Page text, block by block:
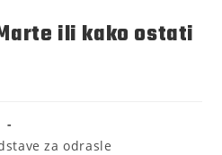
ili kako ostati
za odrasle